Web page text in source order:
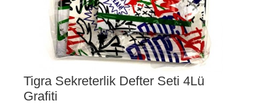
Tigra Sekreterlik Defter Seti 4Lü
Grafiti